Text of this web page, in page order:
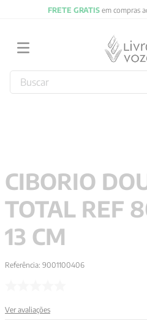
FRETE GRATISem compras
Buscar
CIBORIO
TOTAL REF
13 CM
Referência: 9001100406
Ver avaliações
º jung
5º pré venda
byung chul han
biblia
8º verena kast
10º anselm grun